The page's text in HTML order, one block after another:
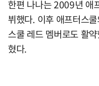
한편 나나는 2009년 애
뷔했다. 이후 애프터스
스쿨 레드 멤버로도 활
혔다.